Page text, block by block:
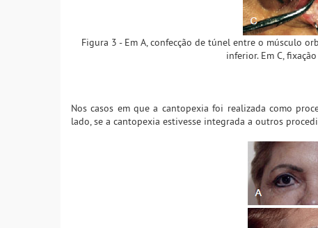
Figura 3 - Em A, confecção de túnel entre o músculo
inferior. Em C,
Nos casos em que a cantopexia foi realizada como
lado, se a cantopexia estivesse integrada a outros